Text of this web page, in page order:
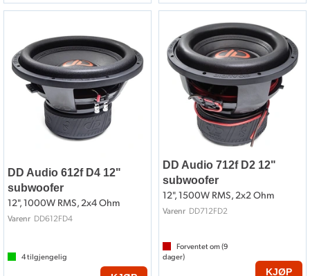
DD Audio 612f D4 12"
subwoofer
12", 1000W RMS, 2x4 Ohm
Varenr DD612FD4
4tilgjengelig
DD Audio 712f D2 12"
subwoofer
12", 1500W RMS, 2x2 Ohm
Varenr DD712FD2
Forventet om (9
dager)
KJØP